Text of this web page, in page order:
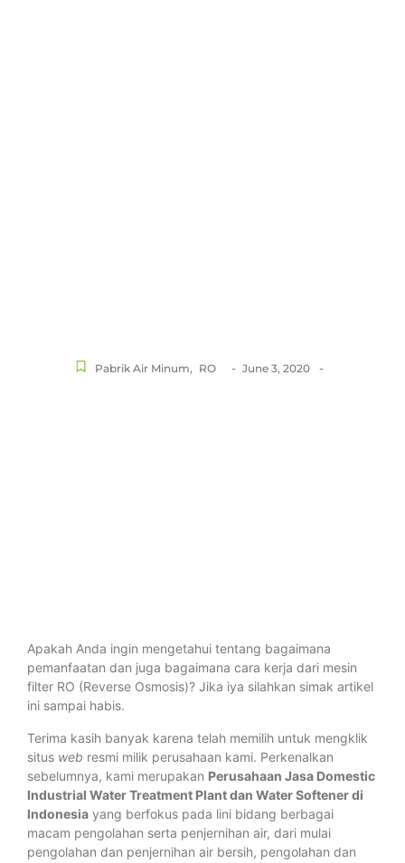
Pabrik Air Minum, RO - June 3, 2020 -
Apakah Anda ingin mengetahui tentang bagaimana
pemanfaatan dan juga bagaimana cara kerja dari mesin
filter RO (Reverse Osmosis)? Jika iya silahkan simak artikel
ini sampai habis.
Terima kasih banyak karena telah memilih untuk mengklik
situs web resmi milik perusahaan kami. Perkenalkan
sebelumnya, kami merupakan Perusahaan Jasa Domestic
Industrial Water Treatment Plant dan Water Softener di
Indonesia yang berfokus pada lini bidang berbagai
macam pengolahan serta penjernihan air, dari mulai
pengolahan dan penjernihan air bersih, pengolahan dan